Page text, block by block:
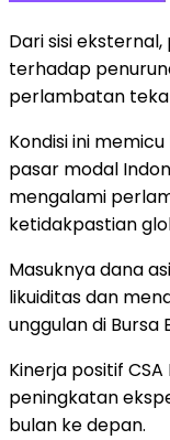
Darisisieksternal,
terhadap
perlambatan
Kondisiini memicu
pasar modal
mengalami
ketidakpastian
Masuknyadana
likuiditasdan
unggulandi Bursa
Kinerja positif CSA
peningkatan
bulan kedepan.